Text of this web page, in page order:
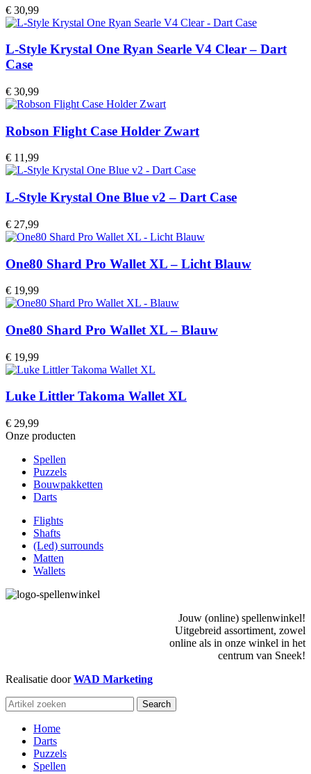
€ 30,99
L-Style Krystal One Ryan Searle V4 Clear – Dart
Case
€ 30,99
Robson Flight Case Holder Zwart
€ 11,99
L-Style Krystal One Blue v2 – Dart Case
€ 27,99
One80 Shard Pro Wallet XL – Licht Blauw
€ 19,99
One80 Shard Pro Wallet XL – Blauw
€ 19,99
Luke Littler Takoma Wallet XL
€ 29,99
Onze producten
Spellen
Puzzels
Bouwpakketten
Darts
Flights
Shafts
(Led) surrounds
Matten
Wallets
Jouw (online) spellenwinkel!
Uitgebreid assortiment, zowel
online als in onze winkel in het
centrum van Sneek!
Realisatie doorWAD Marketing
Search
Home
Darts
Puzzels
Spellen